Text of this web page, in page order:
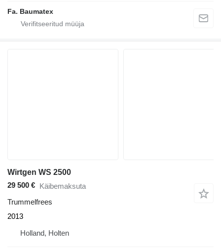
Fa. Baumatex
Wirtgen WS 2500
29 500 € Käibemaksuta
Trummelfrees
2013
Holland, Holten